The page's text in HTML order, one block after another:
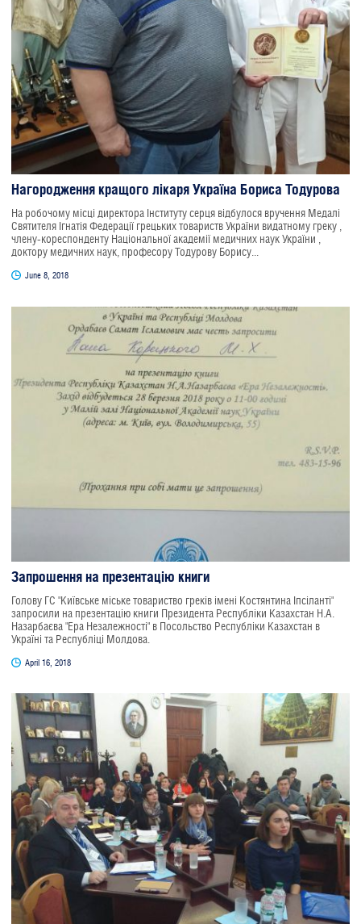
Нагородження кращого лікаря Україна Бориса Тодурова
На робочому місці директора Інституту серця відбулося вручення Медалі
Святителя Ігнатія Федерації грецьких товариств України видатному греку ,
члену-кореспонденту Національної академії медичних наук України ,
доктору медичних наук, професору Тодурову Борису...
June 8, 2018
Запрошення на презентацію книги
Голову ГС "Київське міське товариство греків імені Костянтина Іпсіланті"
запросили на презентацію книги Президента Республіки Казахстан Н.А.
Назарбаєва "Ера Незалежності" в Посольство Республіки Казахстан в
Україні та Республіці Молдова.
April 16, 2018